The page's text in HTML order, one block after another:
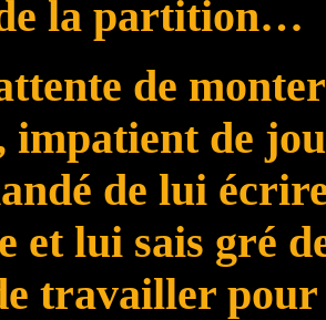
la partition…
de
impatient de
de lui
et lui sais gré
travailler